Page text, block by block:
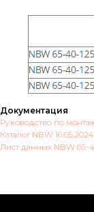
Документация
Руководство по
Каталог NBW 16.05.2024
Лист данных NBW 65-